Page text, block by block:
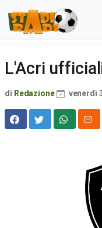
L'Acri
di Redazione venerdì